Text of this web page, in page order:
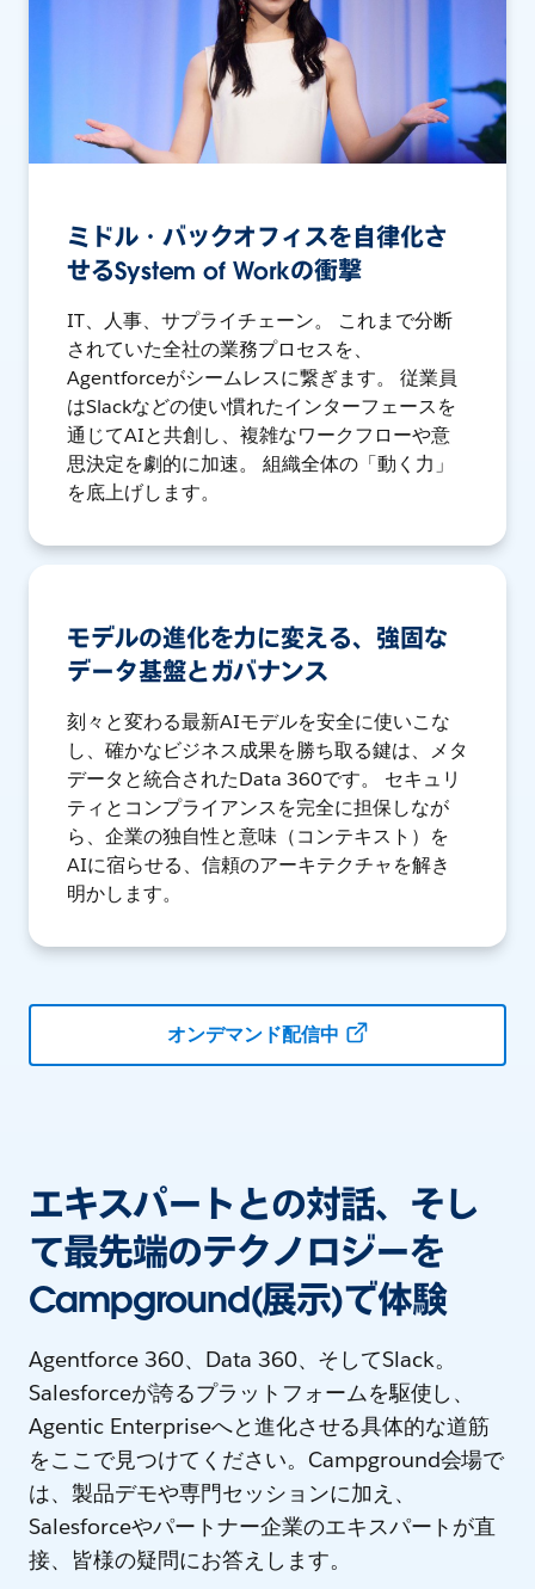
ミドル・バックオフィスを自律化さ
せるSystem of Workの衝撃
IT、人事、サプライチェーン。 これまで分断
されていた全社の業務プロセスを、
Agentforceがシームレスに繋ぎます。 従業員
はSlackなどの使い慣れたインターフェースを
通じてAIと共創し、複雑なワークフローや意
思決定を劇的に加速。 組織全体の「動く力」
を底上げします。
モデルの進化を力に変える、強固な
データ基盤とガバナンス
刻々と変わる最新AIモデルを安全に使いこな
し、確かなビジネス成果を勝ち取る鍵は、メタ
データと統合されたData 360です。 セキュリ
ティとコンプライアンスを完全に担保しなが
ら、企業の独自性と意味（コンテキスト）を
AIに宿らせる、信頼のアーキテクチャを解き
明かします。
オンデマンド配信中
エキスパートとの対話、そし
て最先端のテクノロジーを
Campground(展示)で体験
Agentforce 360、Data 360、そしてSlack。
Salesforceが誇るプラットフォームを駆使し、
Agentic Enterpriseへと進化させる具体的な道筋
をここで見つけてください。Campground会場で
は、製品デモや専門セッションに加え、
Salesforceやパートナー企業のエキスパートが直
接、皆様の疑問にお答えします。